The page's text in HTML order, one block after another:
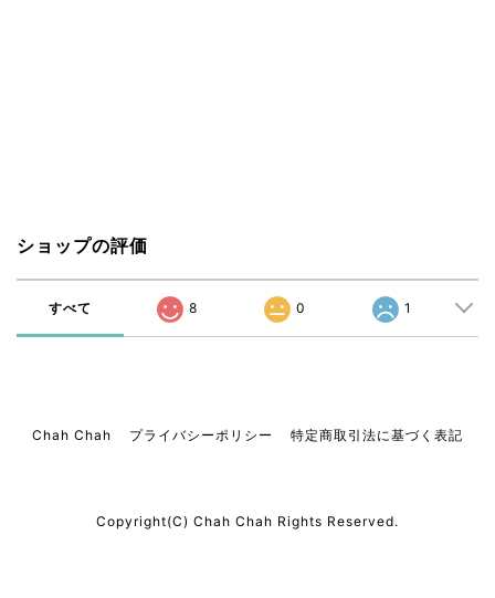
ショップの評価
すべて 8 0 1
Chah Chah プライバシーポリシー 特定商取引法に基づく表記
Copyright(C) Chah Chah Rights Reserved.